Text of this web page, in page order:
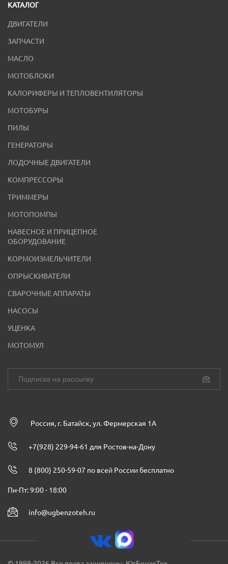
КАТАЛОГ
ДВИГАТЕЛИ
ЗАПЧАСТИ
МАСЛО
МОТОБЛОКИ
КАЛОРИФЕРЫ И ТЕПЛОВЕНТИЛЯТОРЫ
МОТОБУРЫ
ПИЛЫ
ГЕНЕРАТОРЫ
ЛОДОЧНЫЕ ДВИГАТЕЛИ
КОМПРЕССОРЫ
ТРИММЕРЫ
МОТОПОМПЫ
НАВЕСНОЕ И ПРИЦЕПНОЕ
ОБОРУДОВАНИЕ
КОРМОИЗМЕЛЬЧИТЕЛИ
ОПРЫСКИВАТЕЛИ
СВАРОЧНЫЕ АППАРАТЫ
НАСОСЫ
УЦЕНКА
МОТОМУЛ
Россия, г. Батайск, ул. Фермерская 1А
+7(928) 229-94-61 для Ростов-на-Дону
8 (800) 250-59-07 по всей России бесплатно
Пн-Пт: 9:00 - 18:00
info@ugbenzoteh.ru